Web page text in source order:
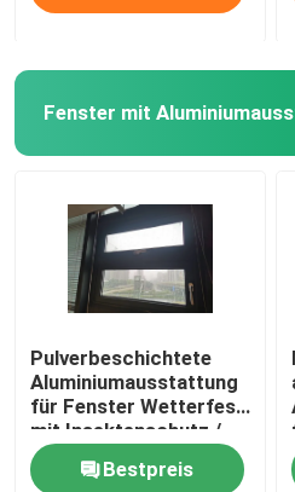
Fenster mit
Pulverbeschichtete
Aluminiumausstattung
für Fenster Wetterfest
mit Insektenschutz /
Sonnenschutz
Bestpreis